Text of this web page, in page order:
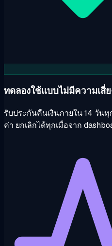
ทดลองใช้แบบไม่มีความเสี่
รับประกันคืนเงินภายใน 14 วัน
ค่า ยกเลิกได้ทุกเมื่อจาก